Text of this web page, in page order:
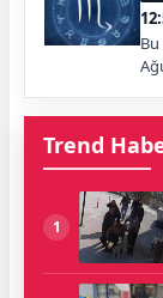
Trend
1